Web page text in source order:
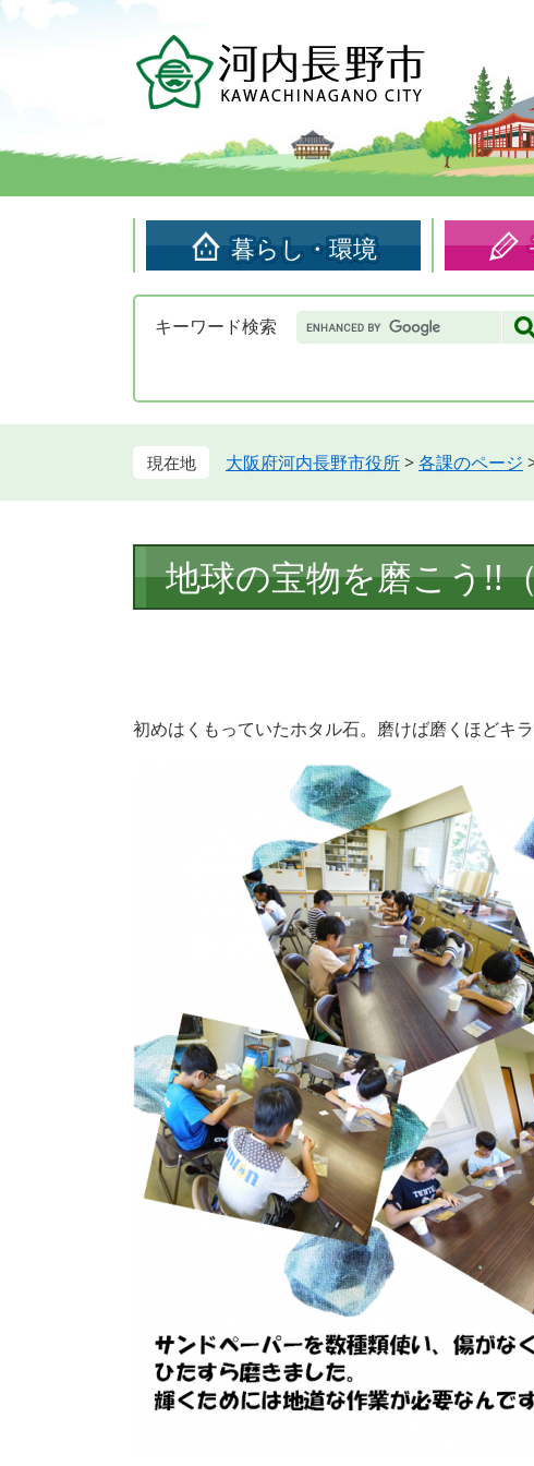
頭
す。
飛
し
暮らし・環境
キーワード検索 Google
カ
検
大阪府河内長野市役所>各課のページ
文
地球の宝物を磨こう!!
初めはくもっていたホタル石。磨けば磨くほどキラ